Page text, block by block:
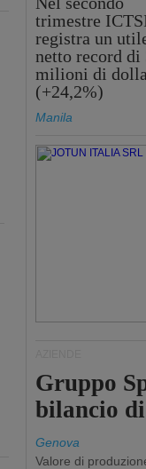
trimestre
registra un
netto record di
milioni di
(+24,2%)
Manila
Gruppo
bilancio
Genova
Valore di